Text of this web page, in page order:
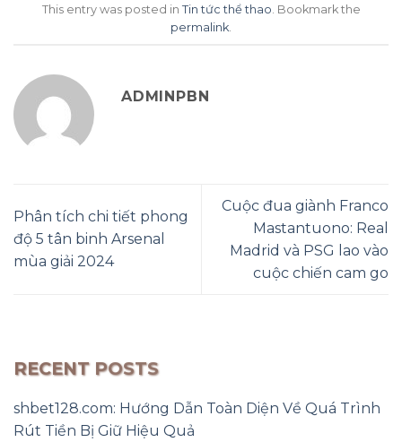
This entry was posted in Tin tức thể thao. Bookmark the
permalink.
ADMINPBN
Phân tích chi tiết phong
độ 5 tân binh Arsenal
mùa giải 2024
Cuộc đua giành Franco
Mastantuono: Real
Madrid và PSG lao vào
cuộc chiến cam go
RECENT POSTS
shbet128.com: Hướng Dẫn Toàn Diện Về Quá Trình
Rút Tiền Bị Giữ Hiệu Quả